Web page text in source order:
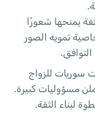
يمنحها شعورًا
تمويه الصور
سوريات للزواج
مسؤوليات كبيرة.
لبناء الثقة.